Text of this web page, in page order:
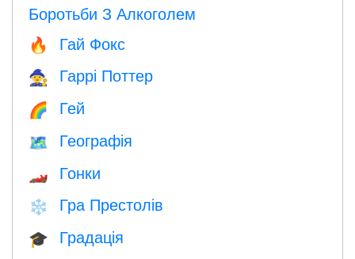
Боротьби З Алкоголем
🔥 Гай Фокс
🧙 Гаррі Поттер
🌈 Гей
🗺 Географія
🏎 Гонки
❄️ Гра Престолів
🎓
Градація